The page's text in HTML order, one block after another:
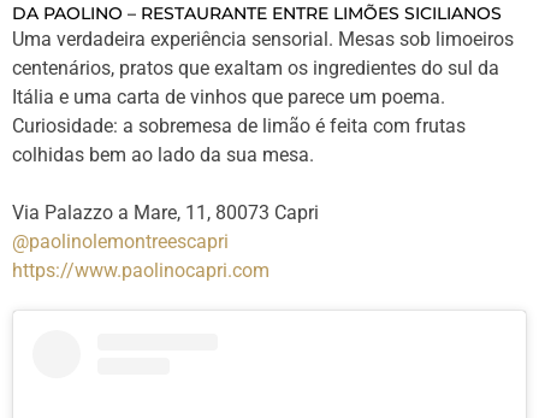
DA PAOLINO – RESTAURANTE ENTRE LIMÕES SICILIANOS
Uma verdadeira experiência sensorial. Mesas sob limoeiros
centenários, pratos que exaltam os ingredientes do sul da
Itália e uma carta de vinhos que parece um poema.
Curiosidade: a sobremesa de limão é feita com frutas
colhidas bem ao lado da sua mesa.
Via Palazzo a Mare, 11, 80073 Capri
@paolinolemontreescapri
https://www.paolinocapri.com